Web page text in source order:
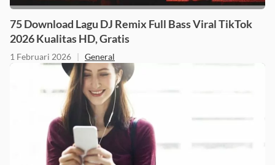
75 Download Lagu DJ Remix Full Bass Viral TikTok
2026 Kualitas HD, Gratis
1 Februari 2026 | General